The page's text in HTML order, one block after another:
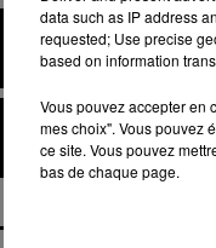
NAÏKA
data such as IP address
requested; Use precise
based on information
Vous pouvez accepter en
mes choix". Vous pouvez
ce site. Vous pouvez
bas de chaque page.